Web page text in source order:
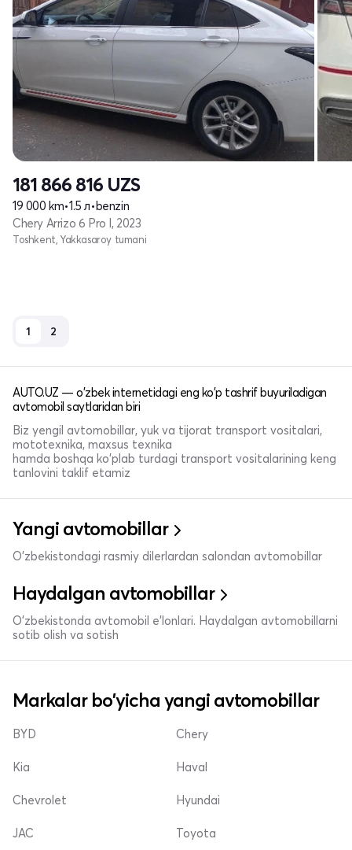
181 866 816 UZS
19 000 km•1.5 л• benzin
Chery Arrizo 6 Pro I, 2023
Toshkent, Yakkasaroy tumani
1 2
AUTO.UZ — o'zbek internetidagi eng ko'p tashrif buyuriladigan
avtomobil saytlaridan biri
Biz yengil avtomobillar, yuk va tijorat transport vositalari,
mototexnika, maxsus texnika
hamda boshqa ko'plab turdagi transport vositalarining keng
tanlovini taklif etamiz
Yangi avtomobillar
O'zbekistondagi rasmiy dilerlardan salondan avtomobillar
Haydalgan avtomobillar
O'zbekistonda avtomobil e’lonlari. Haydalgan avtomobillarni
sotib olish va sotish
Markalar bo'yicha yangi avtomobillar
BYD
Kia
Chevrolet
Chery
Haval
Hyundai
JAC Toyota